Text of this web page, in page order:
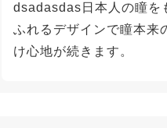
dsadasdas日本人の瞳を
ふれるデザインで瞳本来
け心地が続きます。